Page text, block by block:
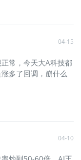
04-15
常，今天大A科技都
多了回调，崩什么
04-10